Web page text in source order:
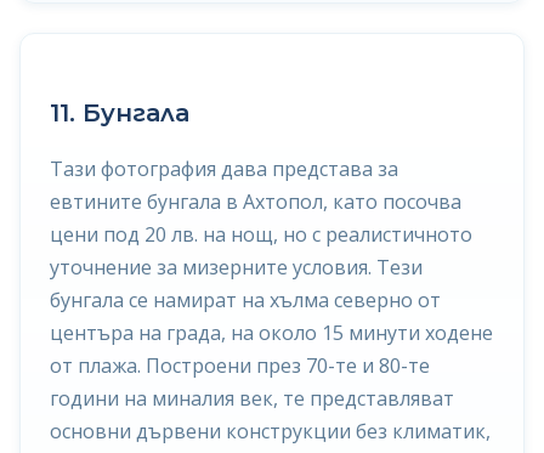
11. Бунгала
Тази фотография дава представа за
евтините бунгала в Ахтопол, като посочва
цени под 20 лв. на нощ, но с реалистичното
уточнение за мизерните условия. Тези
бунгала се намират на хълма северно от
центъра на града, на около 15 минути ходене
от плажа. Построени през 70-те и 80-те
години на миналия век, те представляват
основни дървени конструкции без климатик,